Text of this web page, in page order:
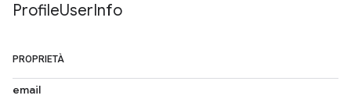
ProfileUserInfo
PROPRIETÀ
email